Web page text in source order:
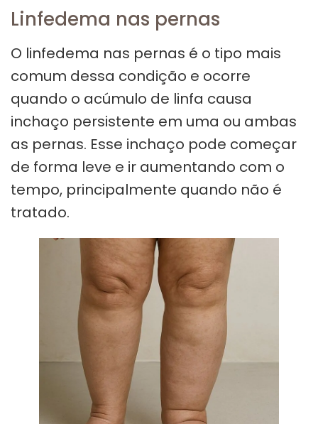
Linfedema nas pernas
O linfedema nas pernas é o tipo mais
comum dessa condição e ocorre
quando o acúmulo de linfa causa
inchaço persistente em uma ou ambas
as pernas. Esse inchaço pode começar
de forma leve e ir aumentando com o
tempo, principalmente quando não é
tratado.